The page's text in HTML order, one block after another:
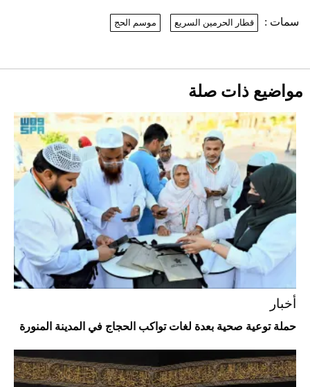
أغلى 10 عطور في العالم للرجال تمنحك فخامة
استثنائية
قبل ليلة النزال.. اكتمال وزن أبطال "The
Comeback" في جدة (فيديو)
2026-07-25
"بوجاتي ميسترال" الاستثنائية للبيع في
مزاد مونتيري
2026-07-23
سمات : قطار الحرمين السريع موسم الحج
مواضيع ذات صلة
أخبار
حملة توعية صحية بعدة لغات تواكب الحجاج في المدينة المنورة